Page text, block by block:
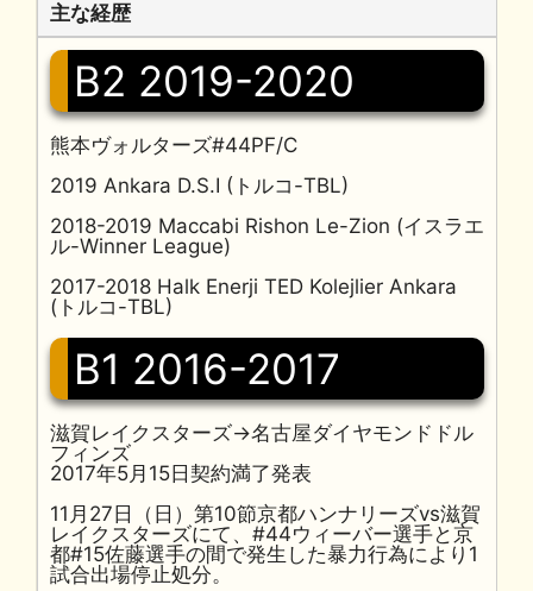
主な経歴
B2 2019-2020
熊本ヴォルターズ#44PF/C
2019 Ankara D.S.I (トルコ-TBL)
2018-2019 Maccabi Rishon Le-Zion (イスラエ
ル-Winner League)
2017-2018 Halk Enerji TED Kolejlier Ankara
(トルコ-TBL)
B1 2016-2017
滋賀レイクスターズ→名古屋ダイヤモンドドル
フィンズ
2017年5月15日契約満了発表
11月27日（日）第10節京都ハンナリーズvs滋賀
レイクスターズにて、#44ウィーバー選手と京
都#15佐藤選手の間で発生した暴力行為により1
試合出場停止処分。